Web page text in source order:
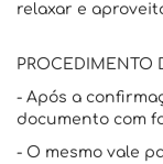
relaxar e
PROCEDIMENTO
- Após a
documento com
- O mesmo vale